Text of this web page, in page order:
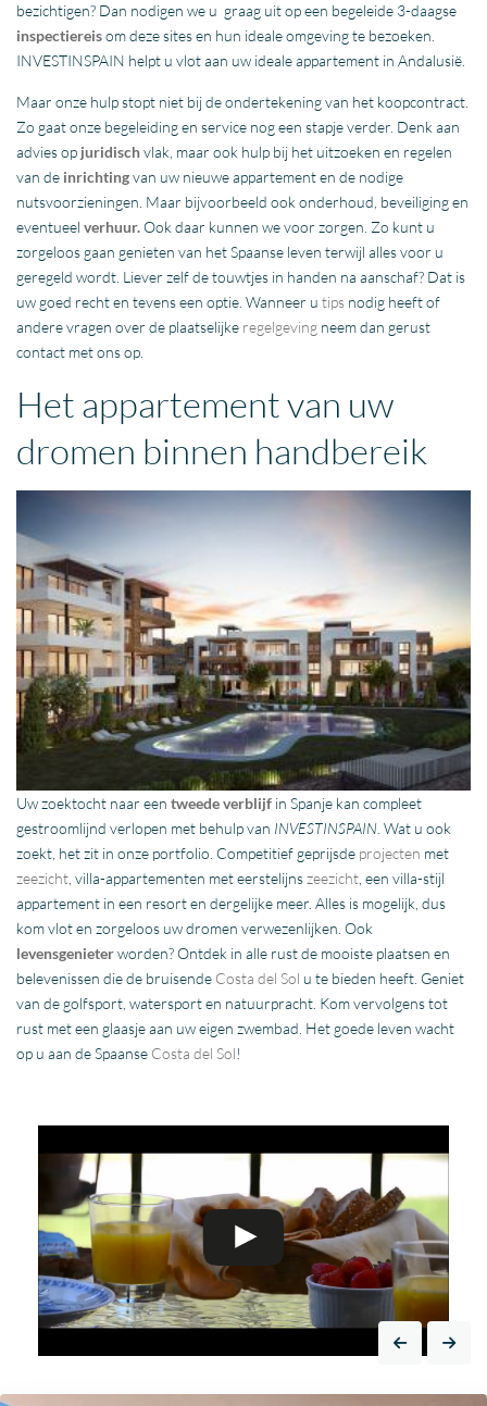
bezichtigen? Dan nodigen we u graag uit op een begeleide 3-daagse
inspectiereisom deze sites en hun ideale omgeving te bezoeken.
INVESTINSPAIN helpt u vlot aan uw ideale appartement in Andalusië.
Maar onze hulp stopt niet bij de ondertekening van het koopcontract.
Zo gaat onze begeleiding en service nog een stapje verder. Denk aan
advies op juridischvlak, maar ook hulp bij het uitzoeken en regelen
van de inrichtingvan uw nieuwe appartement en de nodige
nutsvoorzieningen. Maar bijvoorbeeld ook onderhoud, beveiliging en
eventueelverhuur.Ook daar kunnen we voor zorgen. Zo kunt u
zorgeloos gaan genieten van het Spaanse leven terwijl alles voor u
geregeld wordt. Liever zelf de touwtjes in handen na aanschaf? Dat is
uw goed recht en tevens een optie. Wanneer utips nodig heeft of
andere vragen over de plaatselijke regelgeving neem dan gerust
contact met ons op.
Het appartement van uw
dromen binnen handbereik
Uw zoektocht naar eentweede verblijf in Spanje kan compleet
gestroomlijnd verlopen met behulp van INVESTINSPAIN . Wat u ook
zoekt, het zit in onze portfolio. Competitief geprijsde projecten met
zeezicht , villa-appartementen met eerstelijnszeezicht , een villa-stijl
appartement in een resort en dergelijke meer. Alles is mogelijk, dus
kom vlot en zorgeloos uw dromen verwezenlijken. Ook
levensgenieterworden? Ontdek in alle rust de mooiste plaatsen en
belevenissen die de bruisende Costa del Sol u te bieden heeft. Geniet
van de golfsport, watersport en natuurpracht. Kom vervolgens tot
rust met een glaasje aan uw eigen zwembad. Het goede leven wacht
op u aan de Spaanse Costa del Sol!